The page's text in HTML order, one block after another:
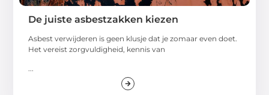
De juiste asbestzakken kiezen
Asbest verwijderen is geen klusje dat je zomaar even doet.
Het vereist zorgvuldigheid, kennis van
...